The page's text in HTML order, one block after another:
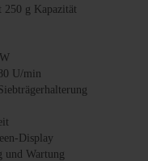
250 g Kapazität
U/min
Display
und Wartung